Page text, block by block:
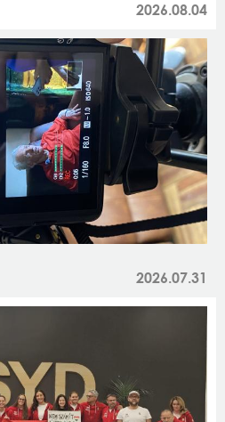
2026.08.04
2026.07.31